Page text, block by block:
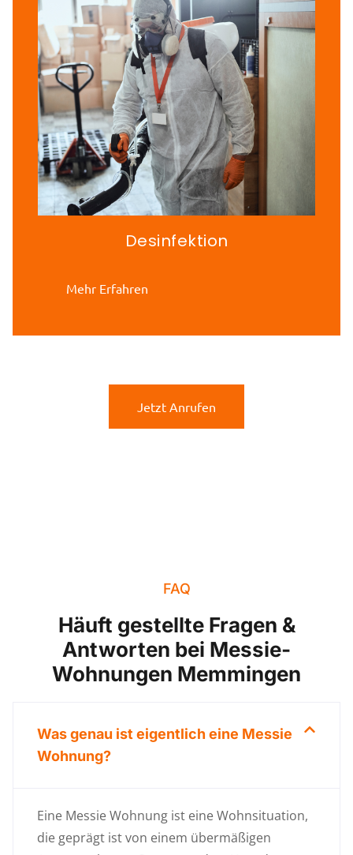
Desinfektion
Mehr Erfahren
Jetzt Anrufen
FAQ
Häuft gestellte Fragen &
Antworten bei Messie-
Wohnungen Memmingen
Was genau ist eigentlich eine Messie
Wohnung?
Eine Messie Wohnung ist eine Wohnsituation,
die geprägt ist von einem übermäßigen